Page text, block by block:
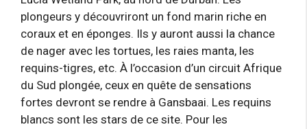
plongeurs y découvriront un fond marin riche en
coraux et en éponges. Ils y auront aussi la chance
de nager avec les tortues, les raies manta, les
requins-tigres, etc. À l’occasion d’un circuit Afrique
du Sud plongée, ceux en quête de sensations
fortes devront se rendre à Gansbaai. Les requins
blancs sont les stars de ce site. Pour les